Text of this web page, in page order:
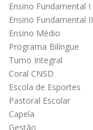
Ensino Fundamental I
Ensino Fundamental II
Ensino Médio
Programa Bilíngue
Turno Integral
Coral CNSD
Escola de Esportes
Pastoral Escolar
Capela
Gestão